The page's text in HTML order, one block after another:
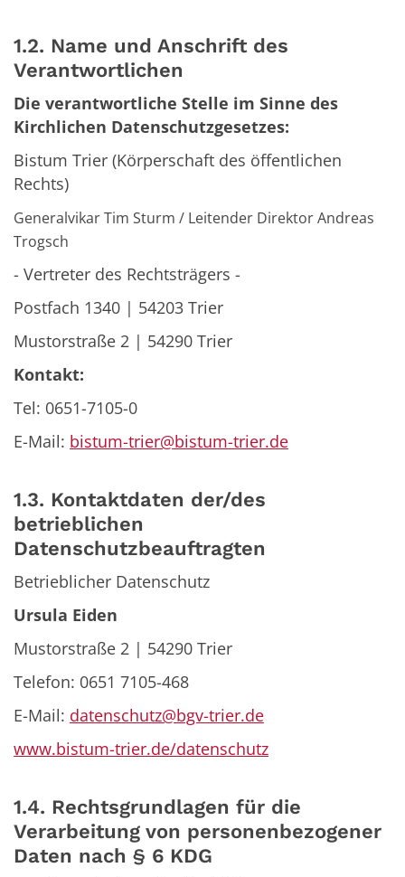
1.2. Name und Anschrift des
Verantwortlichen
Die verantwortliche Stelle im Sinne des
Kirchlichen Datenschutzgesetzes:
Bistum Trier (Körperschaft des öffentlichen
Rechts)
Generalvikar Tim Sturm / Leitender Direktor Andreas
Trogsch
- Vertreter des Rechtsträgers -
Postfach 1340 | 54203 Trier
Mustorstraße 2 | 54290 Trier
Kontakt:
Tel: 0651-7105-0
E-Mail: bistum-trier@bistum-trier.de
1.3. Kontaktdaten der/des
betrieblichen
Datenschutzbeauftragten
Betrieblicher Datenschutz
Ursula Eiden
Mustorstraße 2 | 54290 Trier
Telefon: 0651 7105-468
E-Mail: datenschutz@bgv-trier.de
www.bistum-trier.de/datenschutz
1.4. Rechtsgrundlagen für die
Verarbeitung von personenbezogener
Daten nach § 6 KDG